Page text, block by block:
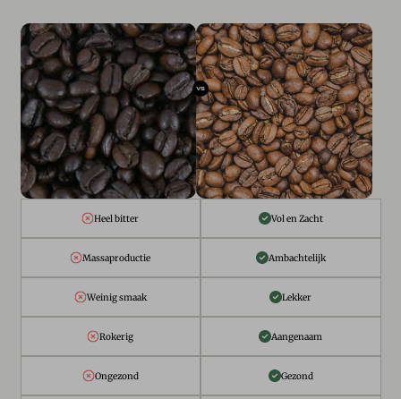
Heel bitter Vol en Zacht
Massaproductie Ambachtelijk
Weinig smaak Lekker
Rokerig Aangenaam
Ongezond Gezond